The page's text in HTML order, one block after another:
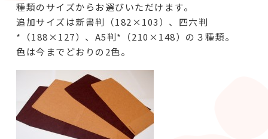
種類のサイズからお選びいただけます。
追加サイズは新書判（182×103）、四六判
*（188×127）、A5判*（210×148）の３種類。
色は今までどおりの2色。